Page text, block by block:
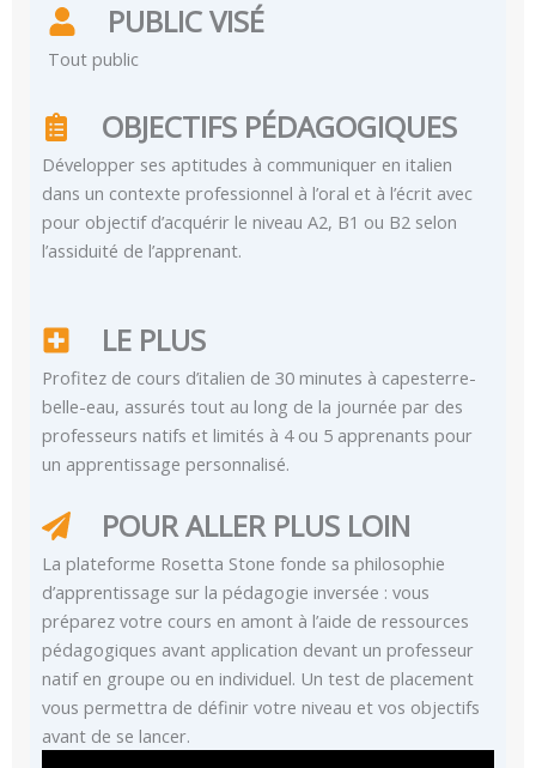
PUBLIC VISÉ
Tout public
OBJECTIFS PÉDAGOGIQUES
Développer ses aptitudes à communiquer en italien
dans un contexte professionnel à l’oral et à l’écrit avec
pour objectif d’acquérir le niveau A2, B1 ou B2 selon
l’assiduité de l’apprenant.
LE PLUS
Profitez de cours d’italien de 30 minutes à capesterre-
belle-eau, assurés tout au long de la journée par des
professeurs natifs et limités à 4 ou 5 apprenants pour
un apprentissage personnalisé.
POUR ALLER PLUS LOIN
La plateforme Rosetta Stone fonde sa philosophie
d’apprentissage sur la pédagogie inversée : vous
préparez votre cours en amont à l’aide de ressources
pédagogiques avant application devant un professeur
natif en groupe ou en individuel. Un test de placement
vous permettra de définir votre niveau et vos objectifs
avant de se lancer.